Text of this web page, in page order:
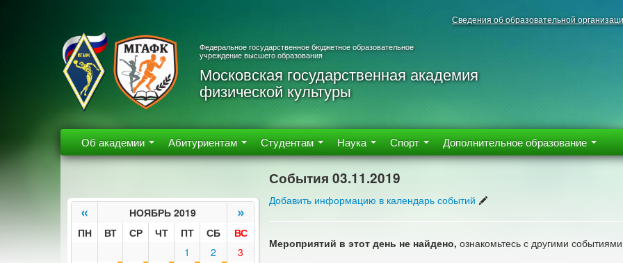
Сведения об образовательной
Федеральное государственное бюджетное образовательное
учреждение высшего образования
Московская государственная академия
физической культуры
Об академии Абитуриентам Студентам Наука Спорт Дополнительное образование
« НОЯБРЬ 2019 »
ПН ВТ СР ЧТ ПТ СБ
ВС
1
2
3
События 03.11.2019
Добавить информацию в календарь событий
Мероприятий в этот день не найдено, ознакомьтесь с другими